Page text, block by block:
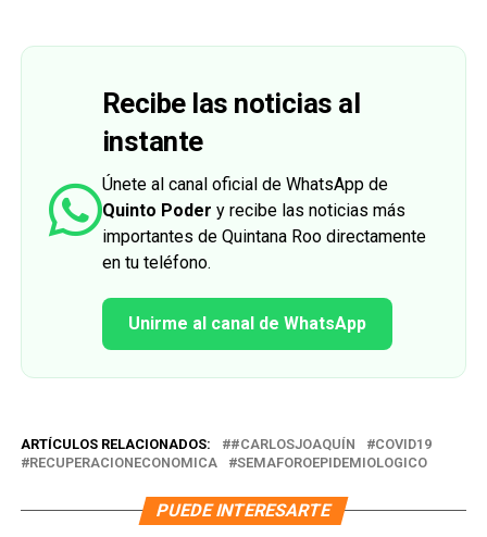
Recibe las noticias al
instante
Únete al canal oficial de WhatsApp de
Quinto Poder y recibe las noticias más
importantes de Quintana Roo directamente
en tu teléfono.
Unirme al canal de WhatsApp
ARTÍCULOS RELACIONADOS: #CARLOSJOAQUÍN
COVID19
RECUPERACIONECONOMICA
SEMAFOROEPIDEMIOLOGICO
PUEDE INTERESARTE